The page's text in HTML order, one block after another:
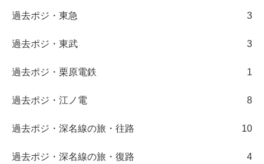
過去ポジ・東急 3
過去ポジ・東武 3
過去ポジ・栗原電鉄 1
過去ポジ・江ノ電 8
過去ポジ・深名線の旅・往路 10
過去ポジ・深名線の旅・復路 4